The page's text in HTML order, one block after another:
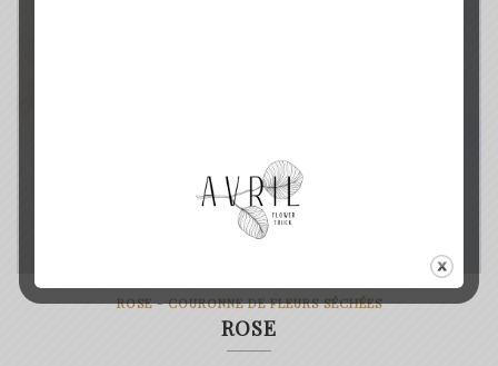
ROSE - COURONNE DE FLEURS SÉCHÉES
ROSE